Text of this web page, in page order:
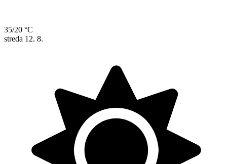
35/20 °C
streda 12. 8.